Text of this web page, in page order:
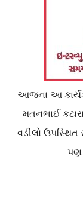
આજના આ
મતનભાઈ
વડીલો ઉપસ્થિત
પણ